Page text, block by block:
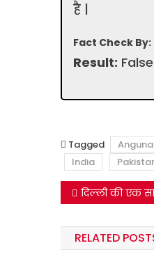
है |
Fact Check By:
Result: False
Tagged
India
Post
दिल्ली की एक सामाजिक कार्यकर्ता का बयान अटल बिहारी
RELATED